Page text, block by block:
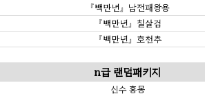
『백만년』남전패왕용
『백만년』칠살검
『백만년』호천추
n급 랜덤패키지
신수 홍몽